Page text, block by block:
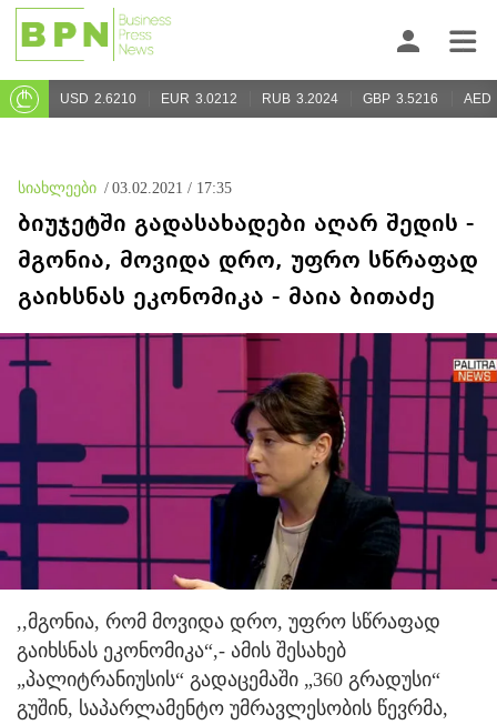
USD 2.6210 EUR 3.0212 RUB 3.2024 GBP 3.5216 AED
სიახლეები / 03.02.2021 / 17:35
ბიუჯეტში გადასახადები აღარ შედის -
მგონია, მოვიდა დრო, უფრო სწრაფად
გაიხსნას ეკონომიკა - მაია ბითაძე
,,მგონია, რომ მოვიდა დრო, უფრო სწრაფად
გაიხსნას ეკონომიკა“,- ამის შესახებ
„პალიტრანიუსის“ გადაცემაში „360 გრადუსი“
გუშინ, საპარლამენტო უმრავლესობის წევრმა,